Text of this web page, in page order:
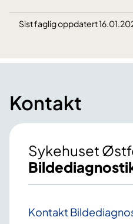
Sist faglig oppdatert
Kontakt
Sykehuset
Kontakt